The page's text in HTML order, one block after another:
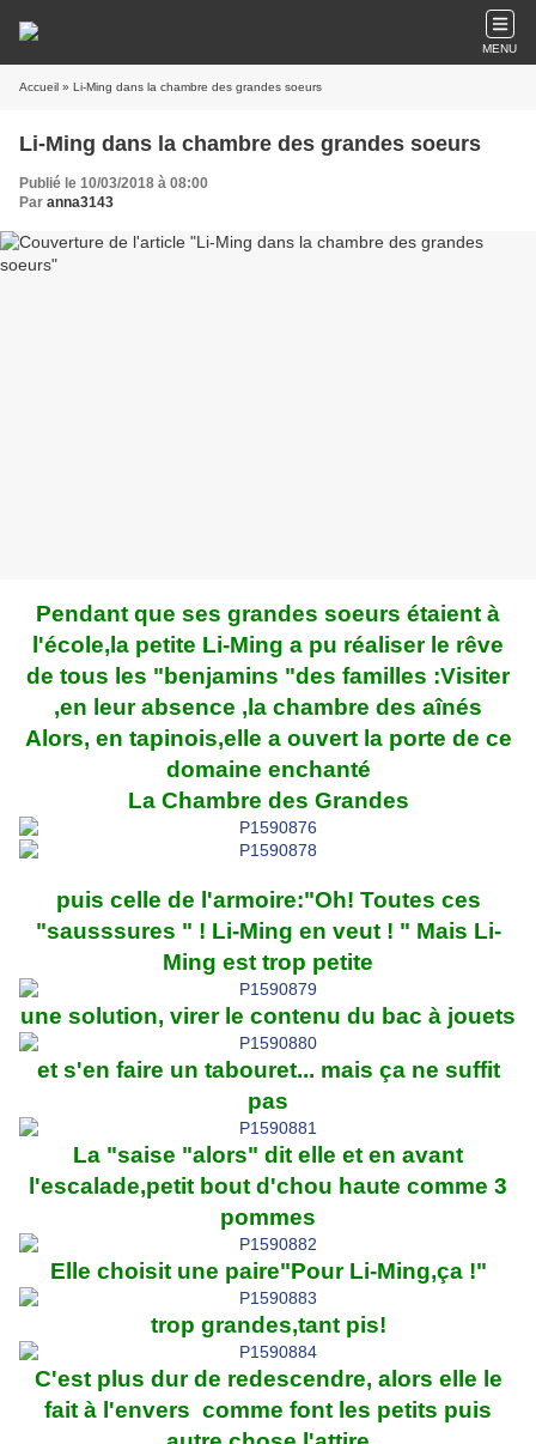
MENU
Accueil » Li-Ming dans la chambre des grandes soeurs
Li-Ming dans la chambre des grandes soeurs
Publié le 10/03/2018 à 08:00
Par anna3143
Pendant que ses grandes soeurs étaient à
l'école,la petite Li-Ming a pu réaliser le rêve
de tous les "benjamins "des familles :Visiter
,en leur absence ,la chambre des aînés
Alors, en tapinois,elle a ouvert la porte de ce
domaine enchanté
La Chambre des Grandes
puis celle de l'armoire:"Oh! Toutes ces
"sausssures " ! Li-Ming en veut ! " Mais Li-
Ming est trop petite
une solution, virer le contenu du bac à jouets
et s'en faire un tabouret... mais ça ne suffit
pas
La "saise "alors" dit elle et en avant
l'escalade,petit bout d'chou haute comme 3
pommes
Elle choisit une paire"Pour Li-Ming,ça !"
trop grandes,tant pis!
C'est plus dur de redescendre, alors elle le
fait à l'envers comme font les petits puis